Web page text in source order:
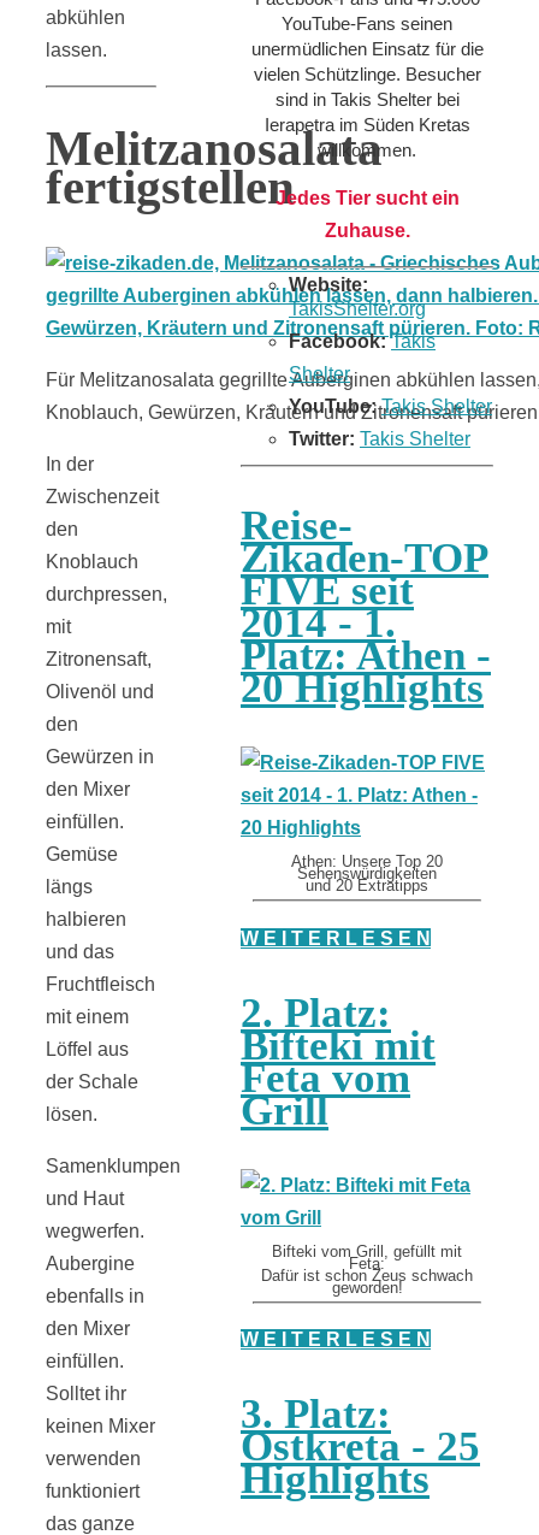
abkühlen
lassen.
Melitzanosalata
fertigstellen
Für Melitzanosalata gegrillte Auberginen abkühlen
Knoblauch, Gewürzen, Kräutern und Zitronensaft
In der
Zwischenzeit
den
Knoblauch
durchpressen,
mit
Zitronensaft,
Olivenöl und
den
Gewürzen in
den Mixer
einfüllen.
Gemüse
längs
halbieren
und das
Fruchtfleisch
mit einem
Löffel aus
der Schale
lösen.
Samenklumpen
und Haut
wegwerfen.
Aubergine
ebenfalls in
den Mixer
einfüllen.
Solltet ihr
keinen Mixer
verwenden
funktioniert
das ganze
YouTube-Fans seinen
unermüdlichen Einsatz für die
vielen Schützlinge. Besucher
sind in Takis Shelter bei
Ierapetra im Süden Kretas
willkommen.
Jedes Tier sucht ein
Zuhause.
Website:
TakisShelter.org
Facebook:Takis
Shelter
YouTube:Takis Shelter
Twitter: Takis Shelter
Reise-
Zikaden-TOP
FIVE seit
2014 - 1.
Platz: Athen -
20 Highlights
Athen: Unsere Top 20
Sehenswürdigkeiten
und 20 Extratipps
W E I T E R L E S E N
2. Platz:
Bifteki mit
Feta vom
Grill
Bifteki vom Grill, gefüllt mit
Feta:
Dafür ist schon Zeus schwach
geworden!
W E I T E R L E S E N
3. Platz:
Ostkreta - 25
Highlights